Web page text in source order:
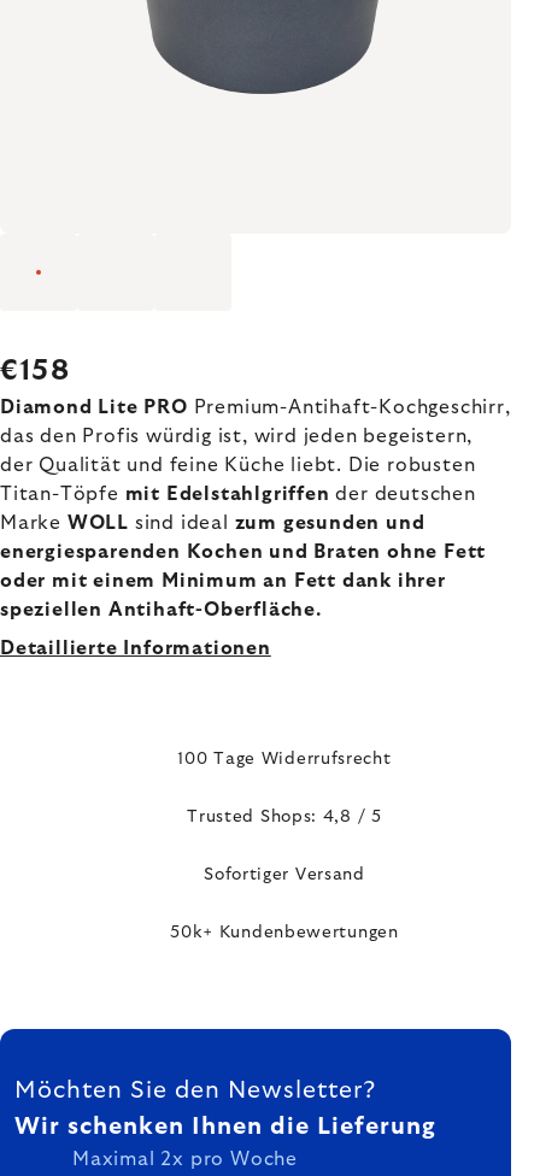
€158
Diamond Lite PRO Premium-Antihaft-Kochgeschirr,
das den Profis würdig ist, wird jeden begeistern,
der Qualität und feine Küche liebt. Die robusten
Titan-Töpfe mit Edelstahlgriffender deutschen
Marke WOLL sind ideal zum gesunden und
energiesparenden
Kochen und Braten ohne Fett
oder mit einem Minimum an Fett dank ihrer
speziellen Antihaft-Oberfläche.
Detaillierte Informationen
100 Tage Widerrufsrecht
Trusted Shops: 4,8 / 5
Sofortiger Versand
50k+ Kundenbewertungen
FUSSZEILE
Möchten Sie den Newsletter?
Wir schenken Ihnen die Lieferung
Maximal 2x pro Woche